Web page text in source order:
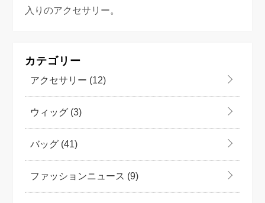
入りのアクセサリー。
カテゴリー
アクセサリー (12)
ウィッグ (3)
バッグ (41)
ファッションニュース (9)